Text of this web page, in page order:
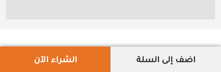
اضف إلى السلة الشراء الآن